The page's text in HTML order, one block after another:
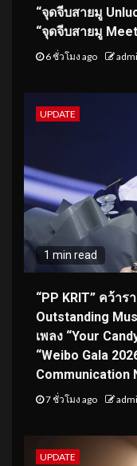
“จุดจีบสายมู
“จุดจีบสายมู
6 ชั่วโมง ago
UPDATE
1 min read
“PP KRIT” คว้าร
Outstanding
เพลง “Your
“Weibo Gala
Communication
7 ชั่วโมง ago
UPDATE